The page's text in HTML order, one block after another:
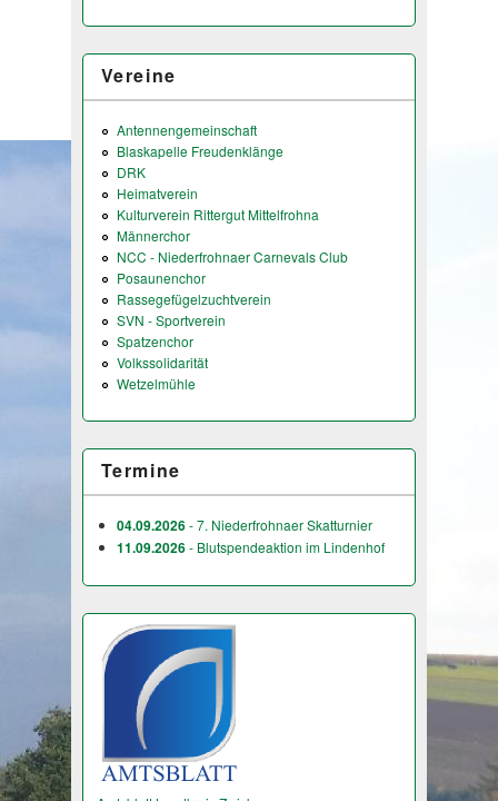
Vereine
Antennengemeinschaft
Blaskapelle Freudenklänge
DRK
Heimatverein
Kulturverein Rittergut Mittelfrohna
Männerchor
NCC - Niederfrohnaer Carnevals Club
Posaunenchor
Rassegefügelzuchtverein
SVN - Sportverein
Spatzenchor
Volkssolidarität
Wetzelmühle
Termine
04.09.2026- 7. Niederfrohnaer Skatturnier
11.09.2026- Blutspendeaktion im Lindenhof